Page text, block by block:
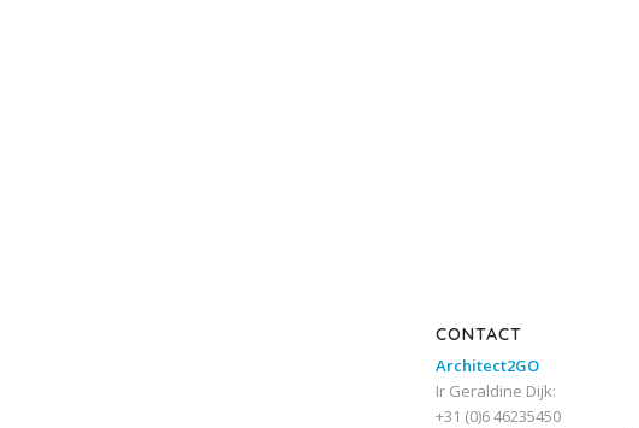
CONTACT
Architect2GO
Ir Geraldine Dijk:
+31 (0)6 46235450